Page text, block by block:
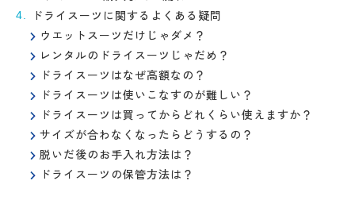
ドライスーツに関するよくある疑問
ウエットスーツだけじゃダメ？
レンタルのドライスーツじゃだめ？
ドライスーツはなぜ高額なの？
ドライスーツは使いこなすのが難しい？
ドライスーツは買ってからどれくらい使えますか？
サイズが合わなくなったらどうするの？
脱いだ後のお手入れ方法は？
ドライスーツの保管方法は？